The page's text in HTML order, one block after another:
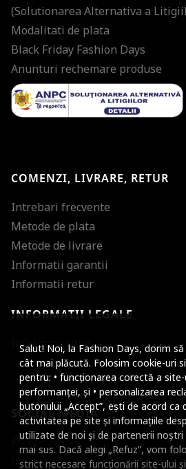
Salut! Noi, la Fashion Days, dorim
cât mai plăcută. Folosim cookie-uri
pentru: • funcționarea corectă a site-
performanței, și • personalizarea
butonului „Accept”, ești de acord ca
activitatea pe site și informațiile
utilizate de noi și de partenerii
mai sus. Dacă alegi „Refuz”, vom
strict necesare funcționării site-ului
(Solutionarea Alternativa a
Modalitati de plata
Black Friday Fashion Days
Anunturi rechemare produse
COMENZI, LIVRARE, RETUR
Intrebari frecvente
Metode de plata
Metode de livrare
Informatii garantii
Informatii retur
INFORMATII LEGALE
Informatii utile
SOCIAL MEDIA
Facebook
Instagram